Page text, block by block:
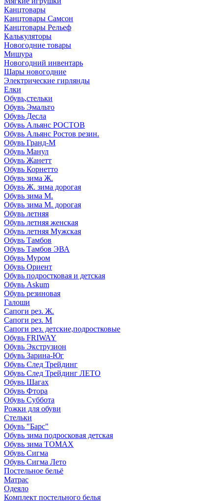
Канцтовары
Канцтовары Самсон
Канцтовары Рельеф
Калькуляторы
Новогодние товары
Мишура
Новогодний инвентарь
Шары новогодние
Электрические гирлянды
Елки
Обувь,стельки
Обувь Эмальто
Обувь Десла
Обувь Альянс РОСТОВ
Обувь Альянс Ростов резин.
Обувь Гранд-М
Обувь Манул
Обувь Жанетт
Обувь Корнетто
Обувь зима Ж.
Обувь Ж. зима дорогая
Обувь зима М.
Обувь зима М. дорогая
Обувь летняя
Обувь летняя женская
Обувь летняя Мужская
Обувь Тамбов
Обувь Тамбов ЭВА
Обувь Муром
Обувь Ориент
Обувь подростковая и детская
Обувь Askum
Обувь резиновая
Галоши
Сапоги рез. Ж.
Сапоги рез. М
Сапоги рез. детские,подростковые
Обувь FRIWAY
Обувь Экструзион
Обувь Зарина-Юг
Обувь След Трейдинг
Обувь След Трейдинг ЛЕТО
Обувь Шагах
Обувь Фтора
Обувь Суббота
Рожки для обуви
Стельки
Обувь "Барс"
Обувь зима подросковая детская
Обувь зима ТОМАХ
Обувь Сигма
Обувь Сигма Лето
Постельное бельё
Матрас
Одеяло
Комплект постельного белья